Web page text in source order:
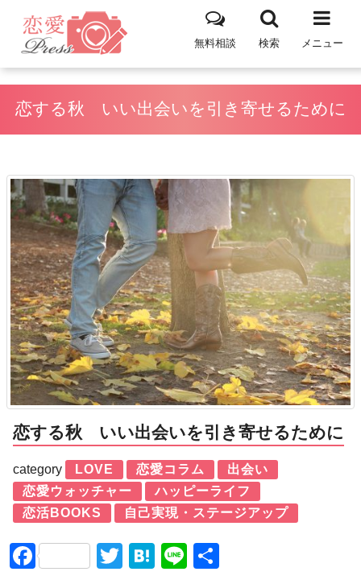
メニュー
検索
無料相談
恋する秋 いい出会いを引き寄せるために
恋する秋 いい出会いを引き寄せるために
category LOVE 恋愛コラム
出会い
恋愛ウォッチャー
ハッピーライフ
恋活BOOKS
自己実現・ステージアップ
FacebookTwitter
Hatena
Line